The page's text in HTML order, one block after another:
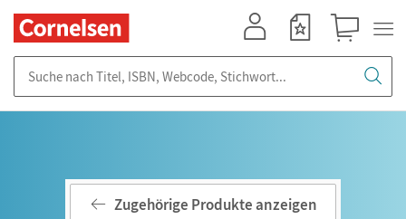
Zugehörige Produkte anzeigen